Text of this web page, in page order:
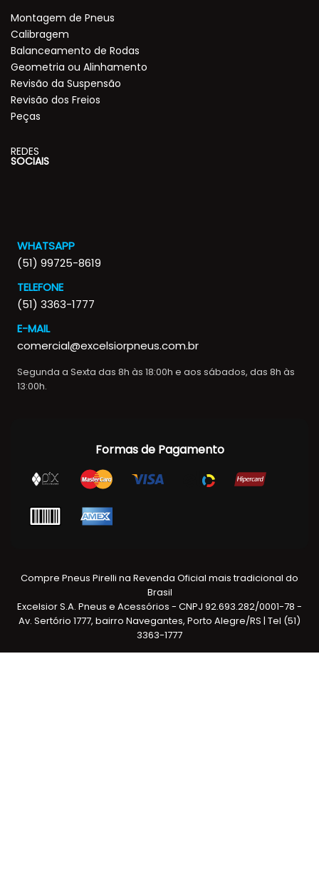
Montagem de Pneus
Calibragem
Balanceamento de Rodas
Geometria ou Alinhamento
Revisão da Suspensão
Revisão dos Freios
Peças
REDES
SOCIAIS
WHATSAPP
(51) 99725-8619
TELEFONE
(51) 3363-1777
E-MAIL
comercial@excelsiorpneus.com.br
Segunda a Sexta das 8h às 18:00h e aos sábados, das 8h às
13:00h.
Formas de Pagamento
Compre Pneus Pirelli na Revenda Oficial mais tradicional do
Brasil
Excelsior S.A. Pneus e Acessórios - CNPJ 92.693.282/0001-78 -
Av. Sertório 1777, bairro Navegantes, Porto Alegre/RS | Tel (51)
3363-1777